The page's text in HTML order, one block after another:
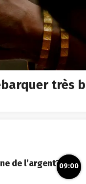
très
de l’argent?09:00